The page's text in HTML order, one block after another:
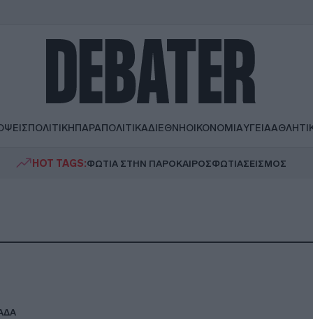
ΠΟΛΙΤΙΚΗΠΑΡΑΠΟΛΙΤΙΚΑΔΙΕΘΝΗΟΙΚΟΝΟΜΙΑΥΓΕΙΑ
HOT TAGS:ΦΩΤΙΑ ΣΤΗΝ ΠΑΡΟΚΑΙΡΟΣΦΩΤΙΑΣΕΙΣΜΟΣ